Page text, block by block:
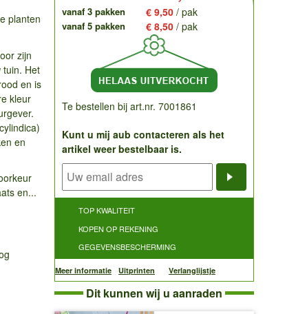
planten
zijn
tuin. Het
en is
kleur
en
en...
vanaf 3 pakken € 9,50 / pak
vanaf 5 pakken € 8,50 / pak
Te bestellen bij art.nr. 7001861
Kunt u mij aub contacteren als het
artikel weer bestelbaar is.
TOP KWALITEIT
KOPEN OP REKENING
GEGEVENSBESCHERMING
Meer informatie Uitprinten Verlanglijstje
Dit kunnen wij u aanraden